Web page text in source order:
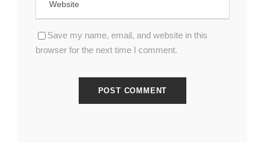
Save my name, email, and website in this
browser for the next time I comment.